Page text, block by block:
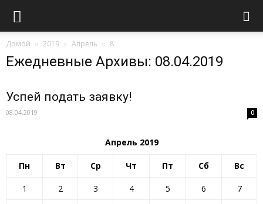
Домой 2019 Апрель 8
Ежедневные Архивы: 08.04.2019
Успей подать заявку!
08.04.2019 0
Апрель 2019
Пн Вт Ср Чт Пт Сб Вс
1 2 3 4 5 6
7